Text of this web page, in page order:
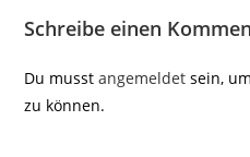
Schreibe einen
Du musstangemeldet sein,
zu können.